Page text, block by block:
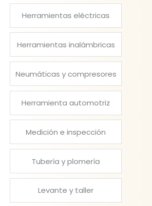
Herramientas eléctricas
Herramientas inalámbricas
Neumáticas y compresores
Herramienta automotriz
Medición e inspección
Tubería y plomería
Levante y taller